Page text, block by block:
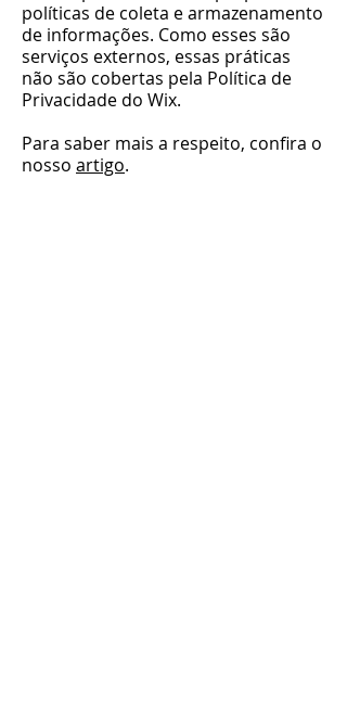
políticas de coleta e armazenamento
de informações. Como esses são
serviços externos, essas práticas
não são cobertas pela Política de
Privacidade do Wix.
Para saber mais a respeito, confira o
nosso artigo.